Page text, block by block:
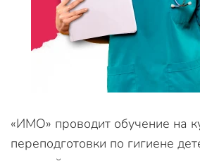
«ИМО» проводит обучение на
переподготовки по гигиене